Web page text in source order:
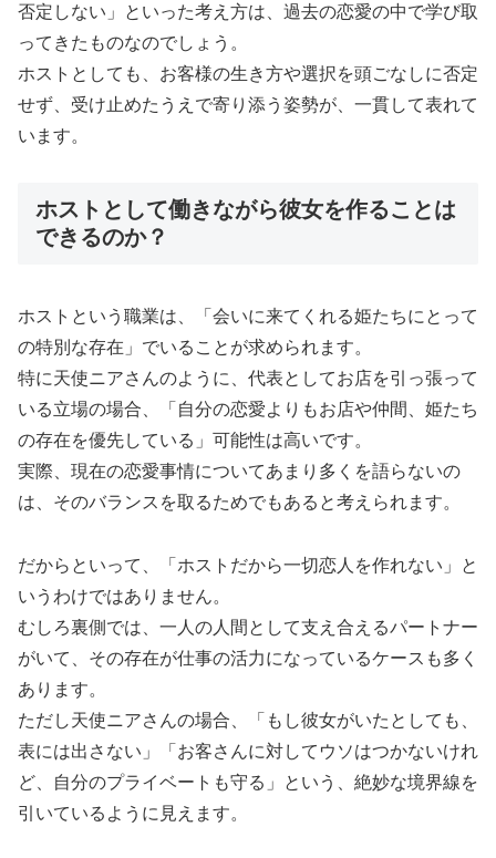
否定しない」といった考え方は、過去の恋愛の中で学び取
ってきたものなのでしょう。
ホストとしても、お客様の生き方や選択を頭ごなしに否定
せず、受け止めたうえで寄り添う姿勢が、一貫して表れて
います。
ホストとして働きながら彼女を作ることは
できるのか？
ホストという職業は、「会いに来てくれる姫たちにとって
の特別な存在」でいることが求められます。
特に天使ニアさんのように、代表としてお店を引っ張って
いる立場の場合、「自分の恋愛よりもお店や仲間、姫たち
の存在を優先している」可能性は高いです。
実際、現在の恋愛事情についてあまり多くを語らないの
は、そのバランスを取るためでもあると考えられます。
だからといって、「ホストだから一切恋人を作れない」と
いうわけではありません。
むしろ裏側では、一人の人間として支え合えるパートナー
がいて、その存在が仕事の活力になっているケースも多く
あります。
ただし天使ニアさんの場合、「もし彼女がいたとしても、
表には出さない」「お客さんに対してウソはつかないけれ
ど、自分のプライベートも守る」という、絶妙な境界線を
引いているように見えます。